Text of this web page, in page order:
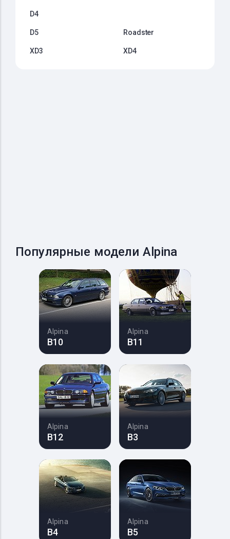
D4
D5 Roadster
XD3 XD4
Популярные модели Alpina
Alpina
B10
Alpina
B11
Alpina
B12
Alpina
B3
Alpina
B4
Alpina
B5